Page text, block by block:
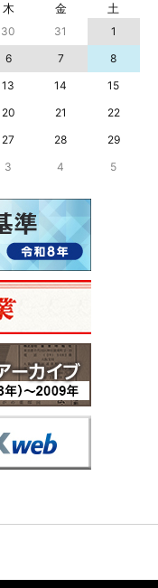
木 金 土
30 31
1
6 7
8
13 14
15
20 21
22
27 28
29
3 4 5